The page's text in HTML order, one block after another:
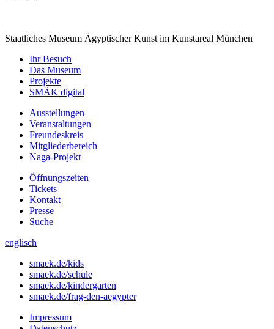
Staatliches Museum Ägyptischer Kunst im Kunstareal München
Ihr Besuch
Das Museum
Projekte
SMÄK digital
Ausstellungen
Veranstaltungen
Freundeskreis
Mitgliederbereich
Naga-Projekt
Öffnungszeiten
Tickets
Kontakt
Presse
Suche
englisch
smaek.de/kids
smaek.de/schule
smaek.de/kindergarten
smaek.de/frag-den-aegypter
Impressum